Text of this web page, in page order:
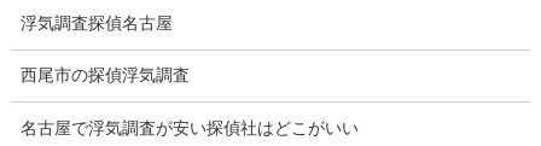
所在調査 家出調査料金
猫の捜索調査料金
浮気調査探偵名古屋
西尾市の探偵浮気調査
名古屋で浮気調査が安い探偵社はどこがいい